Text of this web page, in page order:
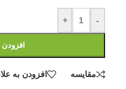
-
+
مقایسه افزودن به